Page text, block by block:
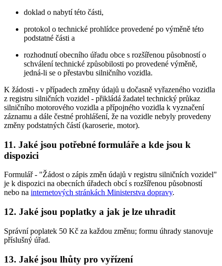
doklad o nabytí této části,
protokol o technické prohlídce provedené po výměně této
podstatné části a
rozhodnutí obecního úřadu obce s rozšířenou působností o
schválení technické způsobilosti po provedené výměně,
jedná-li se o přestavbu silničního vozidla.
K žádosti - v případech změny údajů u dočasně vyřazeného vozidla
z registru silničních vozidel - přikládá žadatel technický průkaz
silničního motorového vozidla a přípojného vozidla k vyznačení
záznamu a dále čestné prohlášení, že na vozidle nebyly provedeny
změny podstatných částí (karoserie, motor).
11. Jaké jsou potřebné formuláře a kde jsou k
dispozici
Formulář - "Žádost o zápis změn údajů v registru silničních vozidel"
je k dispozici na obecních úřadech obcí s rozšířenou působností
nebo na internetových stránkách Ministerstva dopravy.
12. Jaké jsou poplatky a jak je lze uhradit
Správní poplatek 50 Kč za každou změnu; formu úhrady stanovuje
příslušný úřad.
13. Jaké jsou lhůty pro vyřízení